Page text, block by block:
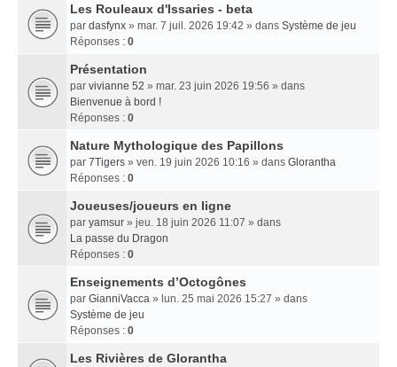
Les Rouleaux d'Issaries - beta
par dasfynx » mar. 7 juil. 2026 19:42 » dans Système de jeu
Réponses : 0
Présentation
par vivianne 52 » mar. 23 juin 2026 19:56 » dans
Bienvenue à bord !
Réponses : 0
Nature Mythologique des Papillons
par 7Tigers » ven. 19 juin 2026 10:16 » dans Glorantha
Réponses : 0
Joueuses/joueurs en ligne
par yamsur » jeu. 18 juin 2026 11:07 » dans
La passe du Dragon
Réponses : 0
Enseignements dʼOctogônes
par GianniVacca » lun. 25 mai 2026 15:27 » dans
Système de jeu
Réponses : 0
Les Rivières de Glorantha